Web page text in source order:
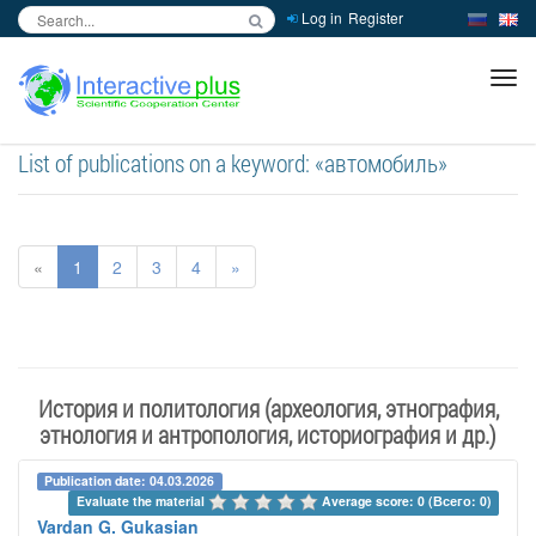
Log in Register
List of publications on a keyword: «автомобиль»
« 1 2 3 4 »
История и политология (археология, этнография,
этнология и антропология, историография и др.)
Publication date: 04.03.2026
Evaluate the material
Average score: 0 (Всего: 0)
Vardan G. Gukasian